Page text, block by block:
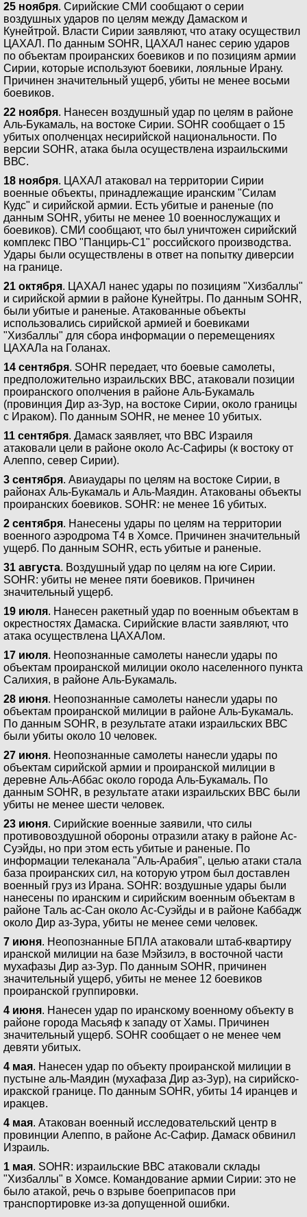
25 ноября. Сирийские СМИ сообщают о серии
воздушных ударов по целям между Дамаском и
Кунейтрой. Власти Сирии заявляют, что атаку осуществил
ЦАХАЛ. По данным SOHR, ЦАХАЛ нанес серию ударов
по объектам проиранских боевиков и по позициям армии
Сирии, которые используют боевики, лояльные Ирану.
Причинен значительный ущерб, убиты не менее восьми
боевиков.
22 ноября. Нанесен воздушный удар по целям в районе
Аль-Букамаль, на востоке Сирии. SOHR сообщает о 15
убитых ополченцах несирийской национальности. По
версии SOHR, атака была осуществлена израильскими
ВВС.
18 ноября. ЦАХАЛ атаковал на территории Сирии
военные объекты, принадлежащие иранским "Силам
Кудс" и сирийской армии. Есть убитые и раненые (по
данным SOHR, убиты не менее 10 военнослужащих и
боевиков). СМИ сообщают, что был уничтожен сирийский
комплекс ПВО "Панцирь-С1" российского производства.
Удары были осуществлены в ответ на попытку диверсии
на границе.
21 октября. ЦАХАЛ нанес удары по позициям "Хизбаллы"
и сирийской армии в районе Кунейтры. По данным SOHR,
были убитые и раненые. Атакованные объекты
использовались сирийской армией и боевиками
"Хизбаллы" для сбора информации о перемещениях
ЦАХАЛа на Голанах.
14 сентября. SOHR передает, что боевые самолеты,
предположительно израильских ВВС, атаковали позиции
проиранского ополчения в районе Аль-Букамаль
(провинция Дир аз-Зур, на востоке Сирии, около границы
с Ираком). По данным SOHR, не менее 10 убитых.
11 сентября. Дамаск заявляет, что ВВС Израиля
атаковали цели в районе около Ас-Сафиры (к востоку от
Алеппо, север Сирии).
3 сентября. Авиаудары по целям на востоке Сирии, в
районах Аль-Букамаль и Аль-Маядин. Атакованы объекты
проиранских боевиков. SOHR: не менее 16 убитых.
2 сентября. Нанесены удары по целям на территории
военного аэродрома Т4 в Хомсе. Причинен значительный
ущерб. По данным SOHR, есть убитые и раненые.
31 августа. Воздушный удар по целям на юге Сирии.
SOHR: убиты не менее пяти боевиков. Причинен
значительный ущерб.
19 июля. Нанесен ракетный удар по военным объектам в
окрестностях Дамаска. Сирийские власти заявляют, что
атака осуществлена ЦАХАЛом.
17 июля. Неопознанные самолеты нанесли удары по
объектам проиранской милиции около населенного пункта
Салихия, в районе Аль-Букамаль.
28 июня. Неопознанные самолеты нанесли удары по
объектам проиранской милиции в районе Аль-Букамаль.
По данным SOHR, в результате атаки израильских ВВС
были убиты около 10 человек.
27 июня. Неопознанные самолеты нанесли удары по
объектам сирийской армии и проиранской милиции в
деревне Аль-Аббас около города Аль-Букамаль. По
данным SOHR, в результате атаки израильских ВВС были
убиты не менее шести человек.
23 июня. Сирийские военные заявили, что силы
противовоздушной обороны отразили атаку в районе Ас-
Суэйды, но при этом есть убитые и раненые. По
информации телеканала "Аль-Арабия", целью атаки стала
база проиранских сил, на которую утром был доставлен
военный груз из Ирана. SOHR: воздушные удары были
нанесены по иранским и сирийским военным объектам в
районе Таль ас-Сан около Ас-Суэйды и в районе Каббадж
около Дир аз-Зура, убиты не менее семи человек.
7 июня. Неопознанные БПЛА атаковали штаб-квартиру
иранской милиции на базе Мэйзилэ, в восточной части
мухафазы Дир аз-Зур. По данным SOHR, причинен
значительный ущерб, убиты не менее 12 боевиков
проиранской группировки.
4 июня. Нанесен удар по иранскому военному объекту в
районе города Масьяф к западу от Хамы. Причинен
значительный ущерб. SOHR сообщает о не менее чем
девяти убитых.
4 мая. Нанесен удар по объекту проиранской милиции в
пустыне аль-Маядин (мухафаза Дир аз-Зур), на сирийско-
иракской границе. По данным SOHR, убиты 14 иранцев и
иракцев.
4 мая. Атакован военный исследовательский центр в
провинции Алеппо, в районе Ас-Сафир. Дамаск обвинил
Израиль.
1 мая. SOHR: израильские ВВС атаковали склады
"Хизбаллы" в Хомсе. Командование армии Сирии: это не
было атакой, речь о взрыве боеприпасов при
транспортировке из-за допущенной ошибки.